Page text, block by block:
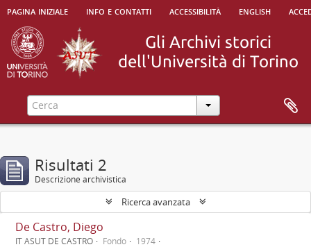
pagina iniziale info e contatti accessibilità english
Risultati 2
Descrizione archivistica
Ricerca avanzata
De Castro, Diego
IT ASUT DE CASTRO Fondo
1974